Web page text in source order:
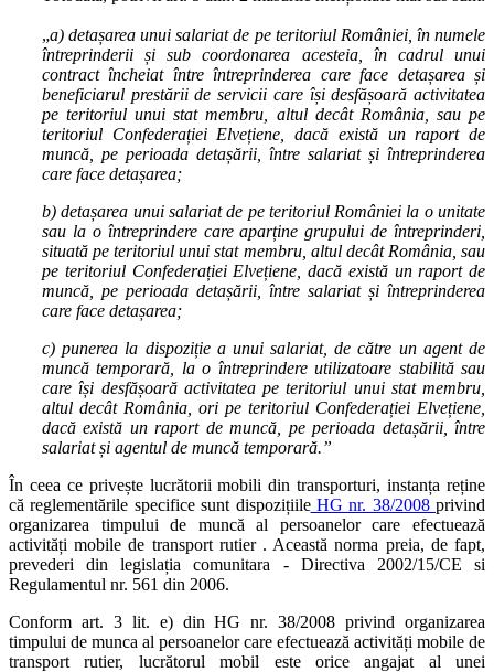
„a)detașarea unui salariat de pe teritoriul României, în numele
întreprinderii și sub coordonarea acesteia, în cadrul unui
contract încheiat între întreprinderea care face detașarea și
beneficiarul prestării de servicii care își desfășoară activitatea
pe teritoriul unui stat membru, altul decât România, sau pe
teritoriul Confederației Elvețiene, dacă există un raport de
muncă, pe perioada detașării, între salariat și întreprinderea
care face detașarea;
b)detașarea unui salariat de pe teritoriul României la o unitate
sau la o întreprindere care aparține grupului de întreprinderi,
situată pe teritoriul unui stat membru, altul decât România, sau
pe teritoriul Confederației Elvețiene, dacă există un raport de
muncă, pe perioada detașării, între salariat și întreprinderea
care face detașarea;
c)punerea la dispoziție a unui salariat, de către un agent de
muncă temporară, la o întreprindere utilizatoare stabilită sau
care își desfășoară activitatea pe teritoriul unui stat membru,
altul decât România, ori pe teritoriul Confederației Elvețiene,
dacă există un raport de muncă, pe perioada detașării, între
salariat și agentul de muncă temporară.”
În ceea ce privește lucrătorii mobili din transporturi, instanța reține
că reglementările specifice sunt dispozițiileHG nr. 38/2008 privind
organizarea timpului de muncă al persoanelor care efectuează
activități mobile de transport rutier . Această norma preia, de fapt,
prevederi din legislația comunitara - Directiva 2002/15/CE si
Regulamentul nr. 561 din 2006.
Conform art. 3 lit. e) din HG nr. 38/2008 privind organizarea
timpului de munca al persoanelor care efectuează activități mobile de
transport rutier, lucrătorul mobil este orice angajat al unei